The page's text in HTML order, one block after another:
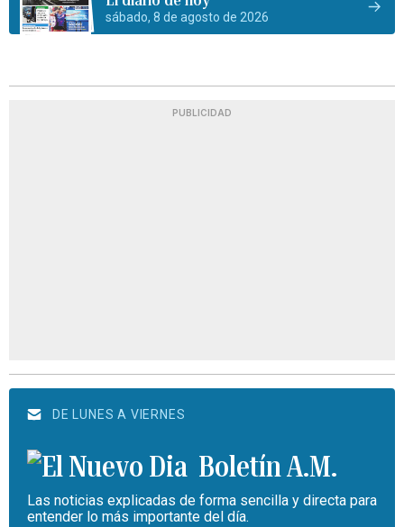
sábado, 8 de agosto de 2026
PUBLICIDAD
DE LUNES A VIERNES
Boletín A.M.
Las noticias explicadas de forma sencilla y directa para
entender lo más importante del día.